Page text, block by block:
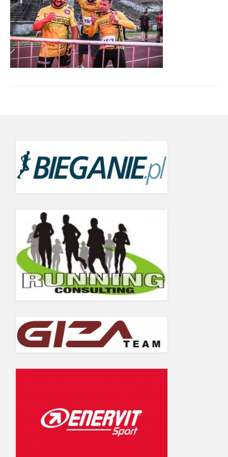
Wyniki cyklu 2022
wyniki 19.09.2022
21.06.2022
24.05.2022
20.06.2020
8.05.2019
5.06.2019
Wyniki Warsaw Track Cup 2018
Wyniki Warsaw Track Cup 2017
Wyniki Warsaw Track Cup 2016
Wyniki Warsaw Track Cup 2014
Wyniki Warsaw Track Cup 2013
KONTAKT